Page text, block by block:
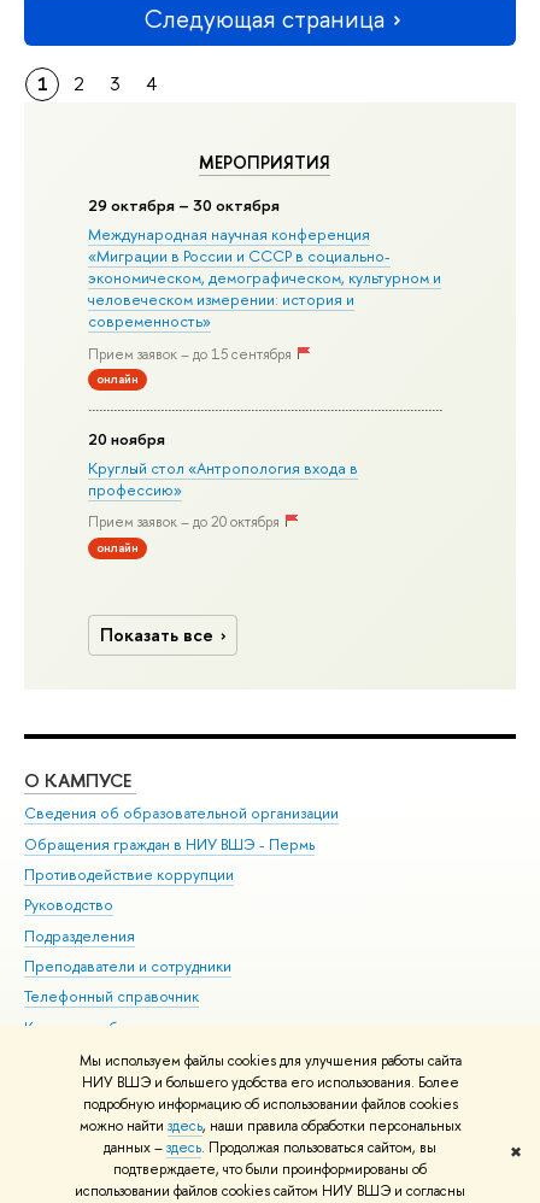
Мы используем файлы cookies для улучшения работы сайта
НИУ ВШЭ и большего удобства его использования. Более
подробную информацию об использовании файлов cookies
можно найти здесь, наши правила обработки персональных
данных –здесь. Продолжая пользоваться сайтом, вы
подтверждаете, что были проинформированы об
использовании файлов cookies сайтом НИУ ВШЭ и согласны
✖
МЕРОПРИЯТИЯ
29 октября – 30 октября
Международная научная конференция
«Миграции в Росcии и СССР в социально-
экономическом, демографическом, культурном и
человеческом измерении: история и
современность»
Прием заявок – до 15 сентября
онлайн
20 ноября
Круглый стол «Антропология входа в
профессию»
Прием заявок – до 20 октября
онлайн
Показать все
Следующая страница
1 2 3 4
О КАМПУСЕ
Сведения об образовательной организации
Обращения граждан в НИУ ВШЭ - Пермь
Противодействие коррупции
Руководство
Подразделения
Преподаватели и сотрудники
Телефонный справочник
Корпуса и общежития
ВШЭ для студентов с ограниченными возможностями
здоровья и инвалидностью
Единая платежная страница
© НИУ ВШЭ 1993–2026 Условия использования материалов Адреса